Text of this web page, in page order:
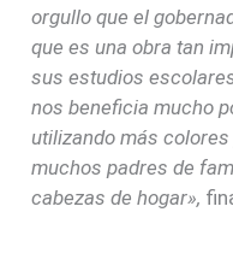
orgullo que el
que es una obra tan
sus estudios
nos beneficia mucho
utilizando más
muchos padres de
cabezas de hogar»,